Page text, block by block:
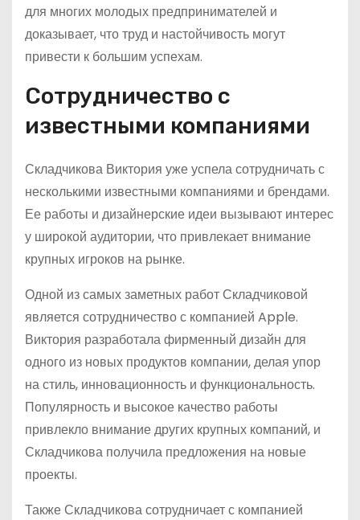
для многих молодых предпринимателей и
доказывает, что труд и настойчивость могут
привести к большим успехам.
Сотрудничество с
известными компаниями
Складчикова Виктория уже успела сотрудничать с
несколькими известными компаниями и брендами.
Ее работы и дизайнерские идеи вызывают интерес
у широкой аудитории, что привлекает внимание
крупных игроков на рынке.
Одной из самых заметных работ Складчиковой
является сотрудничество с компанией Apple.
Виктория разработала фирменный дизайн для
одного из новых продуктов компании, делая упор
на стиль, инновационность и функциональность.
Популярность и высокое качество работы
привлекло внимание других крупных компаний, и
Складчикова получила предложения на новые
проекты.
Также Складчикова сотрудничает с компанией